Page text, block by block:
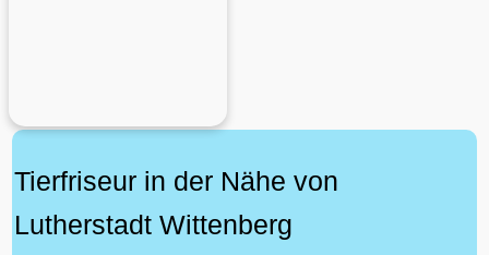
Tierfriseur in der Nähe von
Lutherstadt Wittenberg